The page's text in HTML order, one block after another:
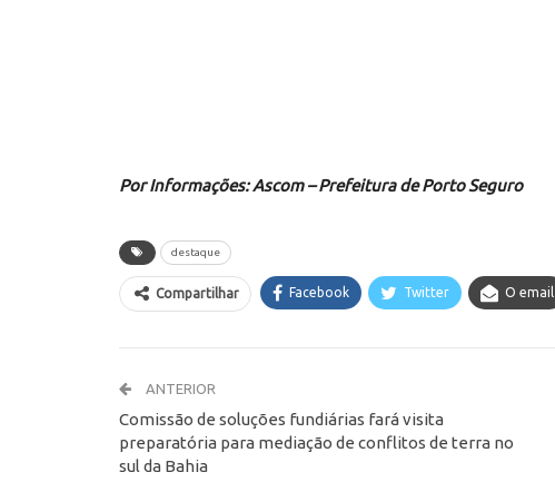
Por Informações: Ascom – Prefeitura de Porto Seguro
destaque
Compartilhar Facebook Twitter O email
ANTERIOR
Comissão de soluções fundiárias fará visita
preparatória para mediação de conflitos de terra no
sul da Bahia